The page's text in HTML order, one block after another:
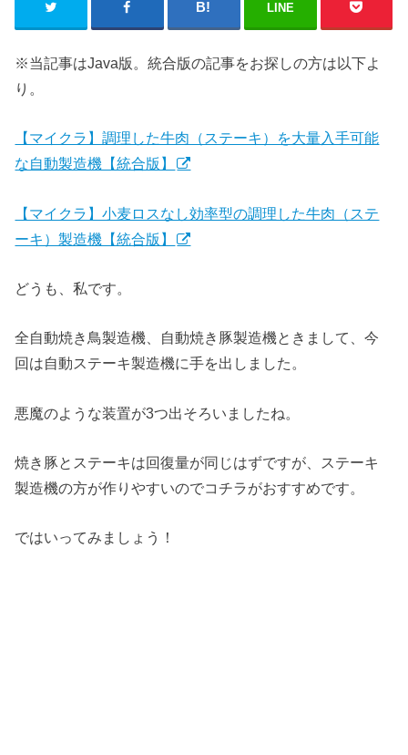
LINE
※当記事はJava版。統合版の記事をお探しの方は以下よ
り。
【マイクラ】調理した牛肉（ステーキ）を大量入手可能
な自動製造機【統合版】
【マイクラ】小麦ロスなし効率型の調理した牛肉（ステ
ーキ）製造機【統合版】
どうも、私です。
全自動焼き鳥製造機、自動焼き豚製造機ときまして、今
回は自動ステーキ製造機に手を出しました。
悪魔のような装置が3つ出そろいましたね。
焼き豚とステーキは回復量が同じはずですが、ステーキ
製造機の方が作りやすいのでコチラがおすすめです。
ではいってみましょう！